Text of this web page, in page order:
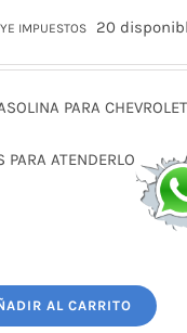
IMPUESTOS 20
PARA
PARA ATENDERLO
AL CARRITO